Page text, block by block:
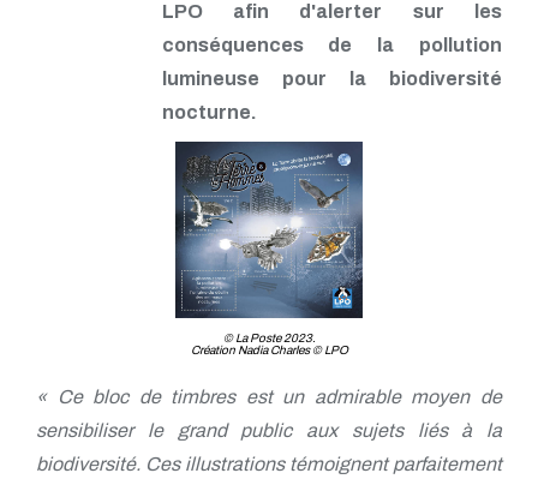
LPO afin d'alerter sur les
conséquences de la pollution
lumineuse pour la biodiversité
nocturne.
© La Poste 2023.
Création Nadia Charles © LPO
« Ce bloc de timbres est un admirable moyen de
sensibiliser le grand public aux sujets liés à la
biodiversité. Ces illustrations témoignent parfaitement